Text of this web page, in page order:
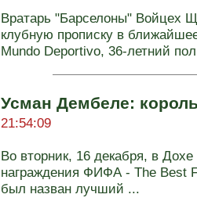
Вратарь "Барселоны" Войцех
клубную прописку в
Mundo Deportivo, 36-летний
Усман Дембеле:
21:54:09
Во вторник, 16 декабря, в
награждения ФИФА - The Best
был назван лучший ...